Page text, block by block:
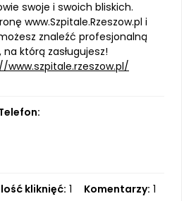
swoje i swoich bliskich.
www.Szpitale.Rzeszow.pl i
znaleźć profesjonalną
którą zasługujesz!
www.szpitale.rzeszow.pl/
kliknięć: 1 Komentarzy: 1